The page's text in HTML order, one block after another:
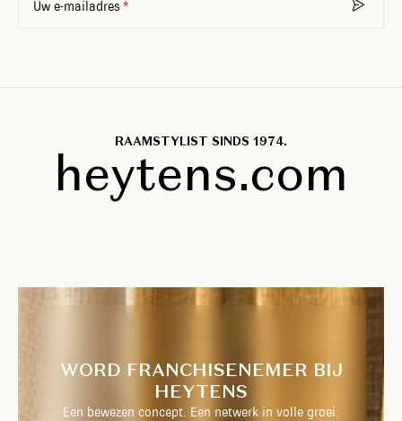
Uw e-mailadres
RAAMSTYLIST SINDS 1974.
heytens.com
WORD FRANCHISENEMER BIJ
HEYTENS
Een bewezen concept. Een netwerk in volle groei.